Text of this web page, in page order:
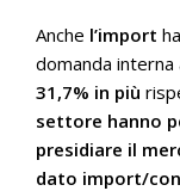
Anche l’import
domanda
31,7% in più
settore hanno
presidiare il
dato import/